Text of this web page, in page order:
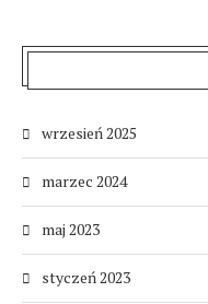
wrzesień 2025
marzec 2024
maj 2023
styczeń 2023